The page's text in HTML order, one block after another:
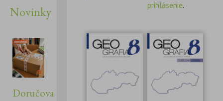
Novinky
Doručovanie
prihlásenie.